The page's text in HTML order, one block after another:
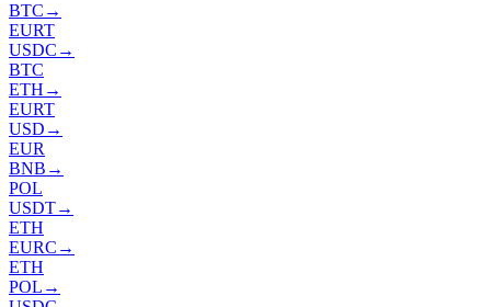
BTC →
EURT
USDC →
BTC
ETH →
EURT
USD →
EUR
BNB →
POL
USDT→
ETH
EURC →
ETH
POL →